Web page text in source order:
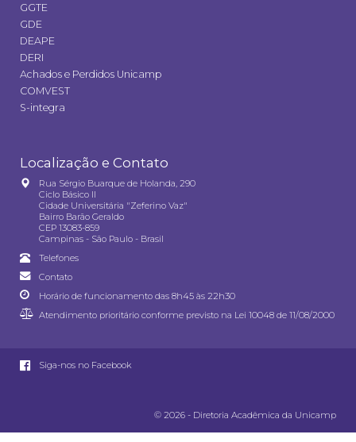
GGTE
GDE
DEAPE
DERI
Achados e Perdidos Unicamp
COMVEST
S-integra
Localização e Contato
Rua Sérgio Buarque de Holanda, 290
Ciclo Básico II
Cidade Universitária "Zeferino Vaz"
Bairro Barão Geraldo
CEP 13083-859
Campinas - São Paulo - Brasil
Telefones
Contato
Horário de funcionamento das 8h45 às 22h30
Atendimento prioritário conforme previsto na Lei 10048 de 11/08/2000
Siga-nos no Facebook
© 2026 - Diretoria Acadêmica da Unicamp